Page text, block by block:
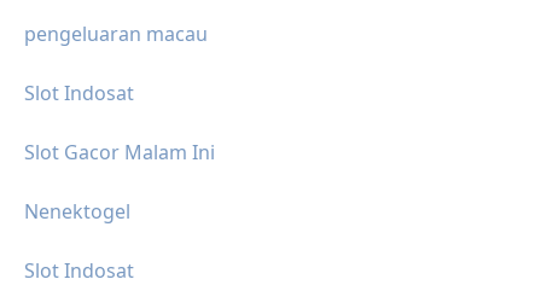
pengeluaran macau
Slot Indosat
Slot Gacor Malam Ini
Nenektogel
Slot Indosat